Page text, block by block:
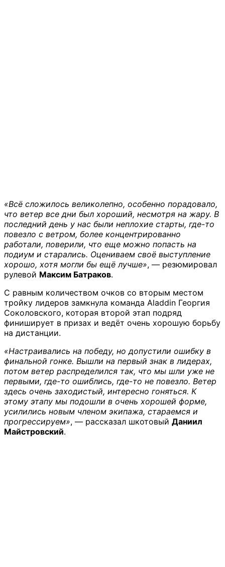
«Всё сложилось великолепно, особенно порадовало,
что ветер все дни был хороший, несмотря на жару. В
последний день у нас были неплохие старты, где-то
повезло с ветром, более концентрированно
работали, поверили, что еще можно попасть на
подиум и старались. Оцениваем своё выступление
хорошо, хотя могли бы ещё лучше», — резюмировал
рулевой Максим Батраков.
С равным количеством очков со вторым местом
тройку лидеров замкнула команда Aladdin Георгия
Соколовского, которая второй этап подряд
финиширует в призах и ведёт очень хорошую борьбу
на дистанции.
«Настраивались на победу, но допустили ошибку в
финальной гонке. Вышли на первый знак в лидерах,
потом ветер распределился так, что мы шли уже не
первыми, где-то ошиблись, где-то не повезло. Ветер
здесь очень заходистый, интересно гоняться. К
этому этапу мы подошли в очень хорошей форме,
усилились новым членом экипажа, стараемся и
прогрессируем», — рассказал шкотовый Даниил
Майстровский.